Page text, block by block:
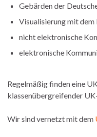
Gebärden der
Visualisierung mit
nicht elektronische
elektronische
Regelmäßig finden eine
klassenübergreifender
Wir sind vernetzt mit dem